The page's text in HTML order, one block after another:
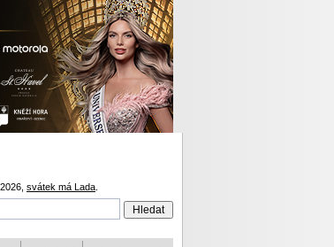
svátek má Lada